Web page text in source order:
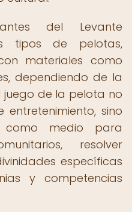
del Levante
tipos de pelotas,
materiales como
dependiendo de la
juego de la pelota no
sino
medio para
resolver
específicas
y competencias